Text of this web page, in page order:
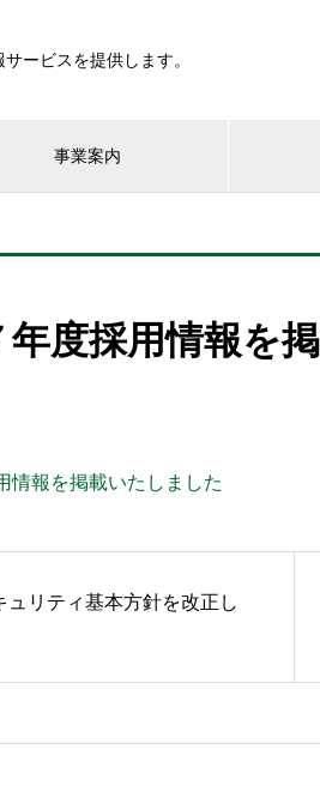
ービスを提供します。
事業案内
年度採用情報を
情報を掲載いたしました
ュリティ基本方針を改正し